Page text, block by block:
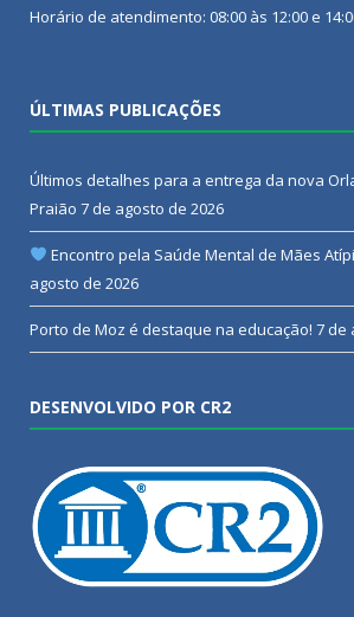
Horário de atendimento: 08:00 às 12:00 e
ÚLTIMAS PUBLICAÇÕES
Últimos detalhes para a entrega da nova
Praião 7 de agosto de 2026
Encontro pela Saúde Mental de Mães
agosto de 2026
Porto de Moz é destaque na educação! 7 de
DESENVOLVIDO POR CR2